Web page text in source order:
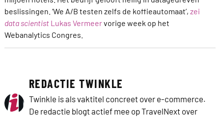
beslissingen. ‘We A/B testen zelfs de koffieautomaat’, zei
data scientistLukas Vermeervorige week op het
Webanalytics Congres.
REDACTIE TWINKLE
Twinkle is als vaktitel concreet over e-commerce.
De redactie blogt actief mee op TravelNext over